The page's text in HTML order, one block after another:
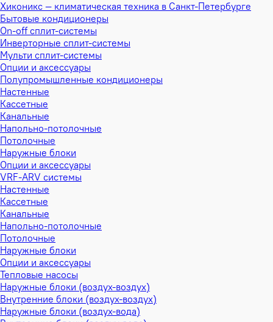
Хиконикс — климатическая техника в Санкт-Петербурге
Бытовые кондиционеры
On-off сплит-системы
Инверторные сплит-системы
Мульти сплит-системы
Опции и аксессуары
Полупромышленные кондиционеры
Настенные
Кассетные
Канальные
Напольно-потолочные
Потолочные
Наружные блоки
Опции и аксессуары
VRF-ARV системы
Настенные
Кассетные
Канальные
Напольно-потолочные
Потолочные
Наружные блоки
Опции и аксессуары
Тепловые насосы
Наружные блоки (воздух-воздух)
Внутренние блоки (воздух-воздух)
Наружные блоки (воздух-вода)